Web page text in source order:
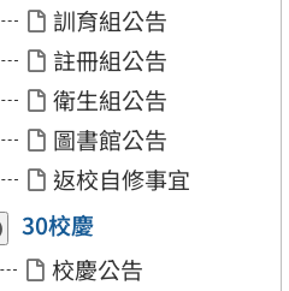
訓育組公告
註冊組公告
衛生組公告
圖書館公告
返校自修事宜
收
合
「30
展
開
「30
30校慶
校慶公告